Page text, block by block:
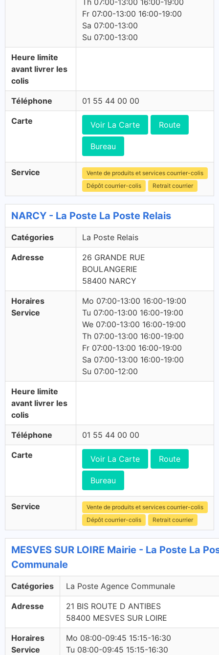
Th 07:00-13:00 16:00-19:00
Fr 07:00-13:00 16:00-19:00
Sa 07:00-13:00
Su 07:00-13:00
Heure limite
avant livrer les
colis
Téléphone 01 55 44 00 00
Carte Voir La Carte Route
Bureau
Service
Vente de produits et services courrier-colis
Dépôt courrier-colis
Retrait courrier
NARCY - La Poste La Poste Relais
Catégories La Poste Relais
Adresse
26 GRANDE RUE
BOULANGERIE
58400 NARCY
Horaires
Service
Mo 07:00-13:00 16:00-19:00
Tu 07:00-13:00 16:00-19:00
We 07:00-13:00 16:00-19:00
Th 07:00-13:00 16:00-19:00
Fr 07:00-13:00 16:00-19:00
Sa 07:00-13:00 16:00-19:00
Su 07:00-12:00
Heure limite
avant livrer les
colis
Téléphone 01 55 44 00 00
Carte Voir La Carte Route
Bureau
Service
Vente de produits et services courrier-colis
Dépôt courrier-colis
Retrait courrier
MESVES SUR LOIRE Mairie - La Poste La
Communale
Catégories La Poste Agence Communale
Adresse
21 BIS ROUTE D ANTIBES
58400 MESVES SUR LOIRE
Horaires
Service
Mo 08:00-09:45 15:15-16:30
Tu 08:00-09:45 15:15-16:30